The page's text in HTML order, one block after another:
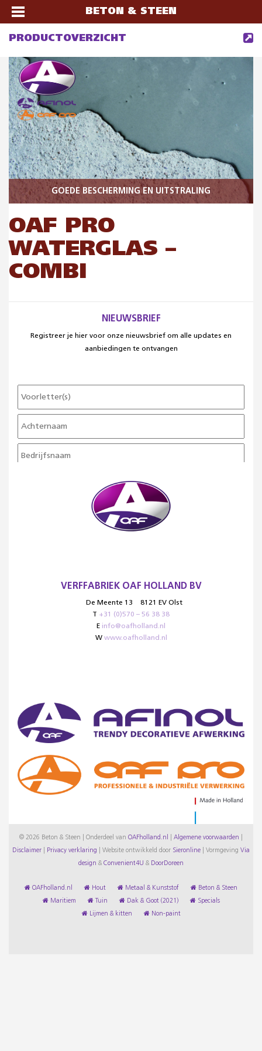
BETON & STEEN
PRODUCTOVERZICHT
GOEDE BESCHERMING EN UITSTRALING
OAF PRO
WATERGLAS –
COMBI
NIEUWSBRIEF
Registreer je hier voor onze nieuwsbrief om alle updates en
aanbiedingen te ontvangen
VERFFABRIEK OAF HOLLAND BV
De Meente 13
8121 EV Olst
T +31 (0)570 – 56 38 38
E info@oafholland.nl
W www.oafholland.nl
© 2026 Beton & Steen | Onderdeel van OAFholland.nl Algemene voorwaarden
Disclaimer Privacy verklaring Website ontwikkeld door Sieronline Vormgeving Via
design & Convenient4U & DoorDoreen
OAFholland.nl Hout Metaal & Kunststof Beton & Steen
Maritiem Tuin Dak & Goot (2021) Specials
Lijmen & kitten Non-paint